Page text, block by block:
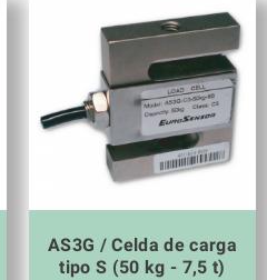
AS3G / Celda de carga
tipo S (50 kg - 7,5 t)